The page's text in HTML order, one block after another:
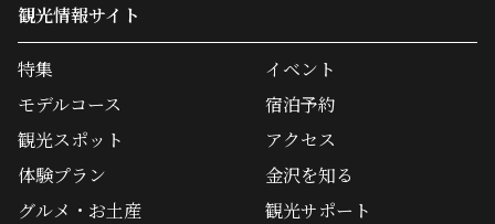
観光情報サイト
特集
モデルコース
観光スポット
体験プラン
グルメ・お土産
イベント
宿泊予約
アクセス
金沢を知る
観光サポート